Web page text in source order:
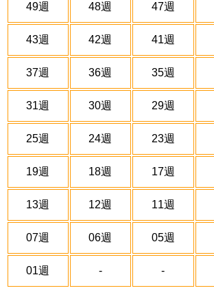
49週 48週 47週
43週 42週 41週
37週 36週 35週
31週 30週 29週
25週 24週 23週
19週 18週 17週
13週 12週 11週
07週 06週 05週
01週 - -